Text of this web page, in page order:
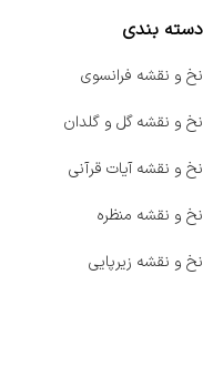
دسته بندی
نخ و نقشه فرانسوی
نخ و نقشه گل و گلدان
نخ و نقشه آیات قرآنی
نخ و نقشه منظره
نخ و نقشه زیرپایی